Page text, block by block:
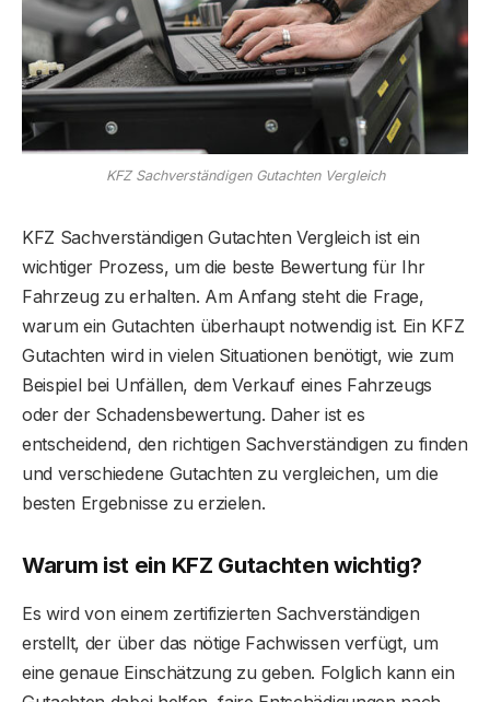
KFZ Sachverständigen Gutachten Vergleich
KFZ Sachverständigen Gutachten Vergleich ist ein
wichtiger Prozess, um die beste Bewertung für Ihr
Fahrzeug zu erhalten. Am Anfang steht die Frage,
warum ein Gutachten überhaupt notwendig ist. Ein KFZ
Gutachten wird in vielen Situationen benötigt, wie zum
Beispiel bei Unfällen, dem Verkauf eines Fahrzeugs
oder der Schadensbewertung. Daher ist es
entscheidend, den richtigen Sachverständigen zu finden
und verschiedene Gutachten zu vergleichen, um die
besten Ergebnisse zu erzielen.
Warum ist ein KFZ Gutachten wichtig?
Es wird von einem zertifizierten Sachverständigen
erstellt, der über das nötige Fachwissen verfügt, um
eine genaue Einschätzung zu geben. Folglich kann ein